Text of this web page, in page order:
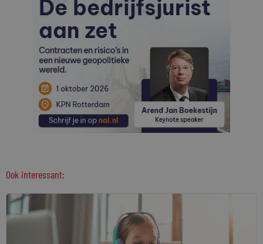
Ook interessant: